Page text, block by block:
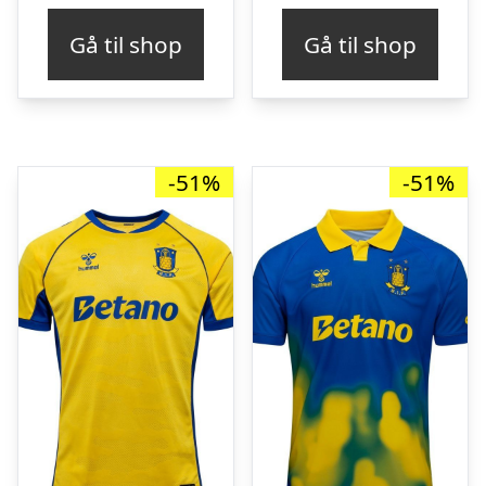
var:
kr. 549,00.kr. 269,00.
Gå til shop
var:
kr. 549,00.kr.
Gå til shop
-51% -51%